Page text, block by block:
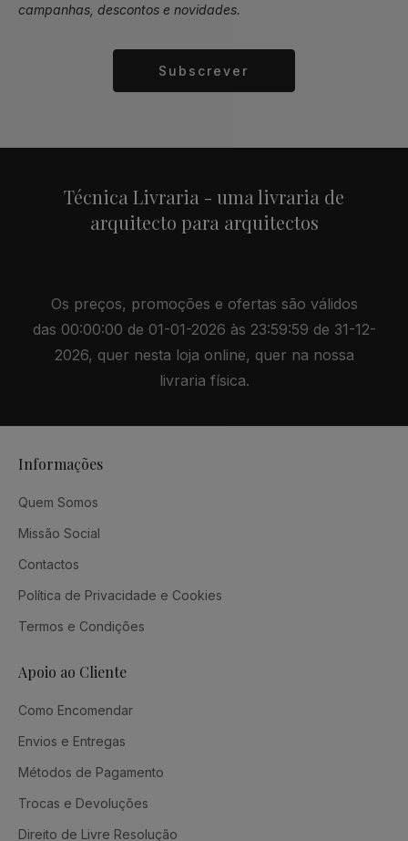
campanhas, descontos e novidades.
Subscrever
Técnica Livraria - uma livraria de
arquitecto para arquitectos
Os preços, promoções e ofertas são válidos
das 00:00:00 de 01-01-2026 às 23:59:59 de 31-12-
2026, quer nesta loja online, quer na nossa
livraria física.
Informações
Quem Somos
Missão Social
Contactos
Política de Privacidade e Cookies
Termos e Condições
Apoio ao Cliente
Como Encomendar
Envios e Entregas
Métodos de Pagamento
Trocas e Devoluções
Direito de Livre Resolução